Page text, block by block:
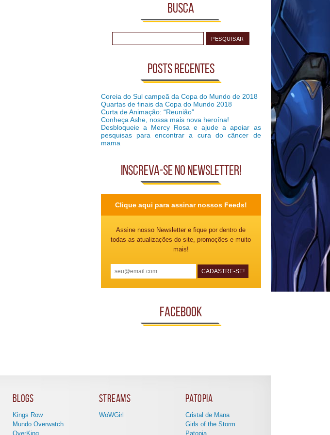
Busca
Posts recentes
Coreia do Sul campeã da Copa do Mundo de 2018
Quartas de finais da Copa do Mundo 2018
Curta de Animação: “Reunião”
Conheça Ashe, nossa mais nova heroína!
Desbloqueie a Mercy Rosa e ajude a apoiar as
pesquisas para encontrar a cura do câncer de
mama
Inscreva-se no Newsletter!
Clique aqui para assinar nossos Feeds!
Assine nosso Newsletter e fique por dentro de
todas as atualizações do site, promoções e muito
mais!
Facebook
Blogs
Kings Row
Mundo Overwatch
OverKing
Streams
WoWGirl
Patopia
Cristal de Mana
Girls of the Storm
Patopia